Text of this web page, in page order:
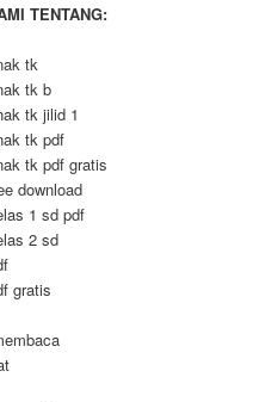
TENTANG:
tk
tk b
tk jilid 1
tk pdf
tk pdf gratis
download
1 sd pdf
2 sd
gratis